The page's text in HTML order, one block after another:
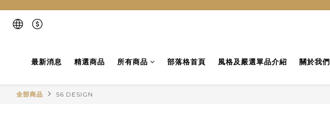
最新消息 精選商品 所有商品 部落格首頁 風格及嚴選單品介紹 關於我們
全部商品 56 DESIGN